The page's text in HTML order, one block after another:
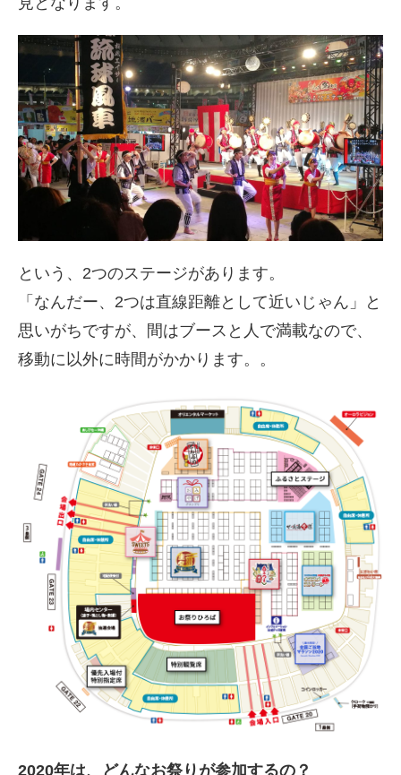
という、2つのステージがあります。
「なんだー、2つは直線距離として近いじゃん」と
思いがちですが、間はブースと人で満載なので、
移動に以外に時間がかかります。。
2020年は、どんなお祭りが参加するの？